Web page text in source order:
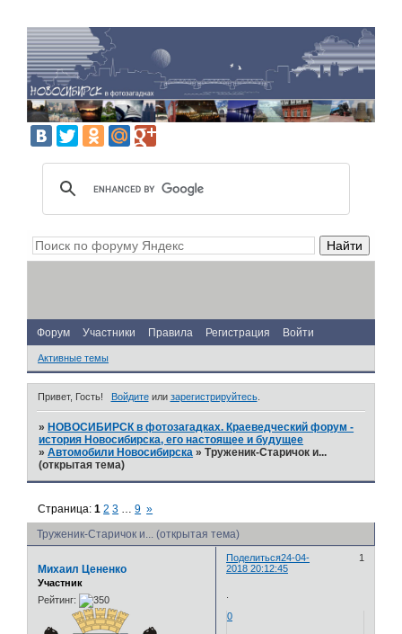
Форум Участники Правила Регистрация Войти
Активные темы
Привет, Гость! Войдитеили зарегистрируйтесь.
» НОВОСИБИРСК в фотозагадках. Краеведческий форум -
история Новосибирска, его настоящее и будущее
»Автомобили Новосибирска »Труженик-Старичок и...
(открытая тема)
Труженик-Старичок и... (открытая тема)
Страница:1 2 3 9 »
Поделиться 1
24-04-
2018 20:12:45
Михаил Цененко
Участник
Рейтинг:
0